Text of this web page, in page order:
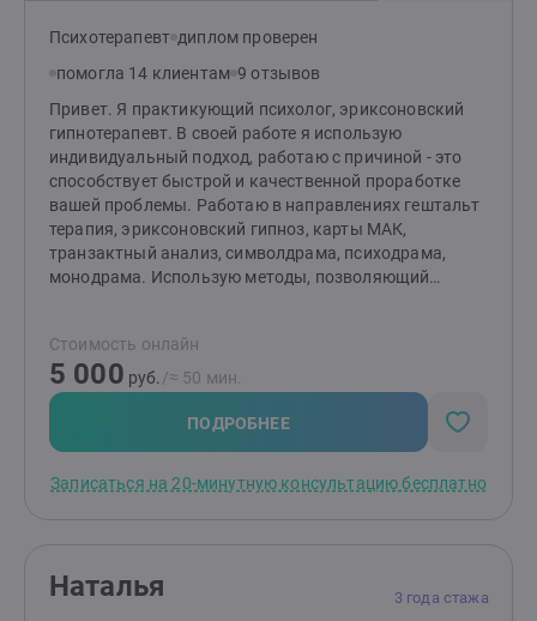
Психотерапевт диплом проверен
помогла 14 клиентам 9 отзывов
Привет. Я практикующий психолог, эриксоновский
гипнотерапевт. В своей работе я использую
индивидуальный подход, работаю с причиной - это
способствует быстрой и качественной проработке
вашей проблемы. Работаю в направлениях гештальт
терапия, эриксоновский гипноз, карты МАК,
транзактный анализ, символдрама, психодрама,
монодрама. Использую методы, позволяющий
индивидуальных особенностей реализация запроса
на терапию в среднем уже на 3-5 встрече.
Стоимость онлайн
5 000 руб. /≈ 50 мин.
ПОДРОБНЕЕ
Записаться на 20-минутную консультацию бесплатно
3 года стажа
Наталья